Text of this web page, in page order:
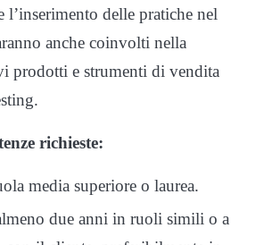
delle pratiche nel
anche coinvolti nella
prodotti e strumenti di vendita
richieste:
media superiore o laurea.
due anni in ruoli simili o a